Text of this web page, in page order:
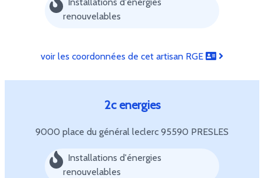
renouvelables
voir les coordonnées de cet artisan RGE
2c energies
9000 place du général leclerc 95590 PRESLES
Installations d'énergies
renouvelables